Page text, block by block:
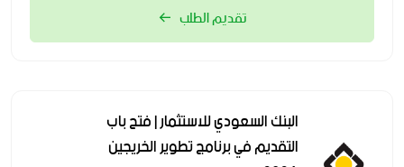
تقديم الطلب
البنك السعودي للاستثمار | فتح باب
التقديم في برنامج تطوير الخريجين